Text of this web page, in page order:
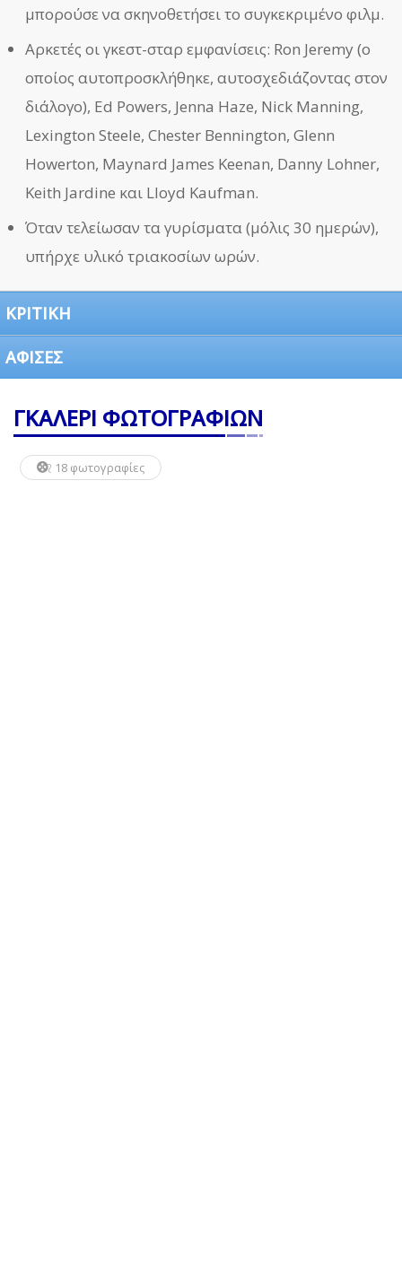
μπορούσε να σκηνοθετήσει το συγκεκριμένο φιλμ.
Αρκετές οι γκεστ-σταρ εμφανίσεις: Ron Jeremy (ο
οποίος αυτοπροσκλήθηκε, αυτοσχεδιάζοντας στον
διάλογο), Ed Powers, Jenna Haze, Nick Manning,
Lexington Steele, Chester Bennington, Glenn
Howerton, Maynard James Keenan, Danny Lohner,
Keith Jardine και Lloyd Kaufman.
Όταν τελείωσαν τα γυρίσματα (μόλις 30 ημερών),
υπήρχε υλικό τριακοσίων ωρών.
ΚΡΙΤΙΚΗ
ΑΦΙΣΕΣ
ΓΚΑΛΕΡΙ ΦΩΤΟΓΡΑΦΙΩΝ
18 φωτογραφίες